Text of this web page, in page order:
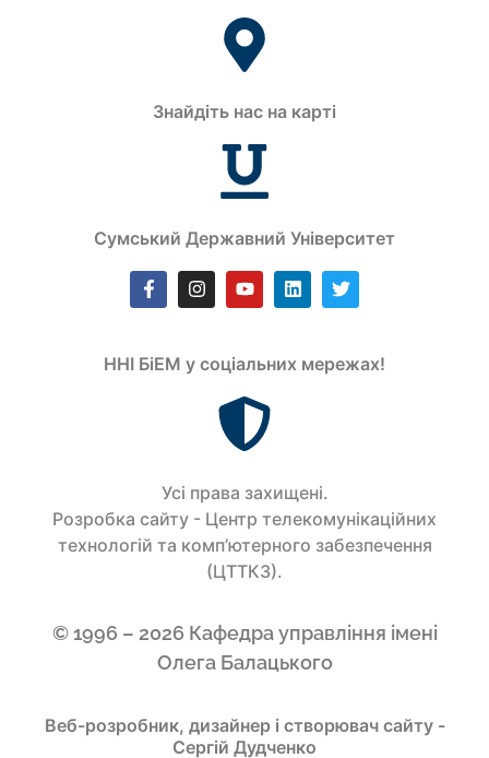
Знайдіть нас на карті
Сумський Державний Університет
ННІ БіЕМ у соціальних мережах!
Усi права захищенi.
Розробка сайту - Центр телекомунікаційних
технологій та комп’ютерного забезпечення
(ЦТТКЗ).
© 1996 – 2026 Кафедра управління імені
Олега Балацького
Веб-розробник, дизайнер і створювач сайту -
Сергій Дудченко